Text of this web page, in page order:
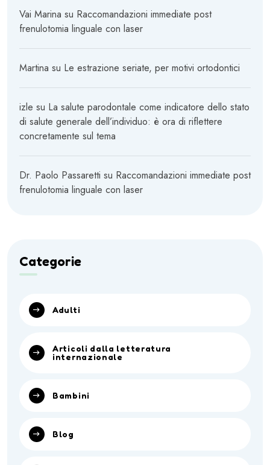
Vai Marina su Raccomandazioni immediate post
frenulotomia linguale con laser
Martina su Le estrazione seriate, per motivi ortodontici
izle su La salute parodontale come indicatore dello stato
di salute generale dell’individuo: è ora di riflettere
concretamente sul tema
Dr. Paolo Passaretti su Raccomandazioni immediate post
frenulotomia linguale con laser
Categorie
Adulti
Articoli dalla letteratura
internazionale
Bambini
Blog